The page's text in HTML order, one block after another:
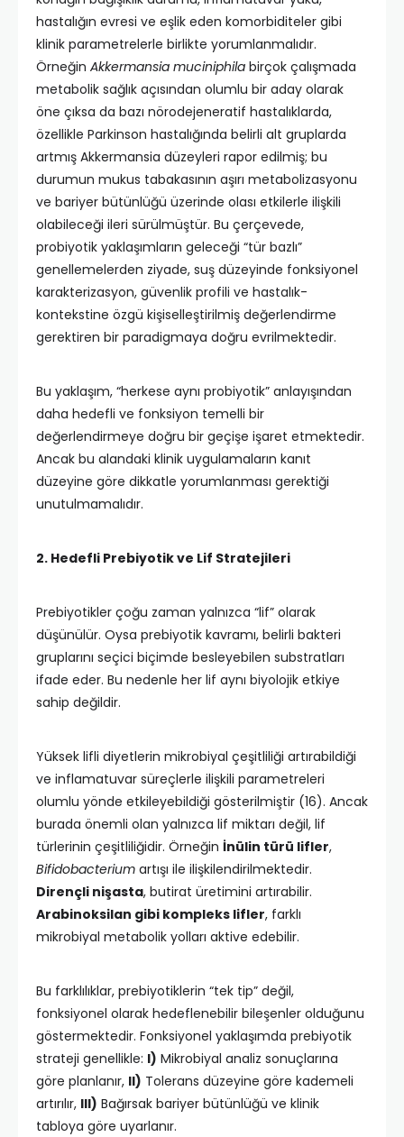
hastalığın evresi ve eşlik eden komorbiditeler gibi
klinik parametrelerle birlikte yorumlanmalıdır.
Örneğin Akkermansia muciniphila birçok çalışmada
metabolik sağlık açısından olumlu bir aday olarak
öne çıksa da bazı nörodejeneratif hastalıklarda,
özellikle Parkinson hastalığında belirli alt gruplarda
artmış Akkermansia düzeyleri rapor edilmiş; bu
durumun mukus tabakasının aşırı metabolizasyonu
ve bariyer bütünlüğü üzerinde olası etkilerle ilişkili
olabileceği ileri sürülmüştür. Bu çerçevede,
probiyotik yaklaşımların geleceği “tür bazlı”
genellemelerden ziyade, suş düzeyinde fonksiyonel
karakterizasyon, güvenlik profili ve hastalık-
kontekstine özgü kişiselleştirilmiş değerlendirme
gerektiren bir paradigmaya doğru evrilmektedir.
Bu yaklaşım, “herkese aynı probiyotik” anlayışından
daha hedefli ve fonksiyon temelli bir
değerlendirmeye doğru bir geçişe işaret etmektedir.
Ancak bu alandaki klinik uygulamaların kanıt
düzeyine göre dikkatle yorumlanması gerektiği
unutulmamalıdır.
2. Hedefli Prebiyotik ve Lif Stratejileri
Prebiyotikler çoğu zaman yalnızca “lif” olarak
düşünülür. Oysa prebiyotik kavramı, belirli bakteri
gruplarını seçici biçimde besleyebilen substratları
ifade eder. Bu nedenle her lif aynı biyolojik etkiye
sahip değildir.
Yüksek lifli diyetlerin mikrobiyal çeşitliliği artırabildiği
ve inflamatuvar süreçlerle ilişkili parametreleri
olumlu yönde etkileyebildiği gösterilmiştir (16). Ancak
burada önemli olan yalnızca lif miktarı değil, lif
türlerinin çeşitliliğidir. Örneğin İnülin türü lifler,
Bifidobacterium artışı ile ilişkilendirilmektedir.
Dirençli nişasta, butirat üretimini artırabilir.
Arabinoksilan gibi kompleks lifler, farklı
mikrobiyal metabolik yolları aktive edebilir.
Bu farklılıklar, prebiyotiklerin “tek tip” değil,
fonksiyonel olarak hedeflenebilir bileşenler olduğunu
göstermektedir. Fonksiyonel yaklaşımda prebiyotik
strateji genellikle: I) Mikrobiyal analiz sonuçlarına
göre planlanır, II) Tolerans düzeyine göre kademeli
artırılır, III) Bağırsak bariyer bütünlüğü ve klinik
tabloya göre uyarlanır.